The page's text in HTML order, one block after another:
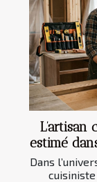
estimé
Dans
cuisiniste